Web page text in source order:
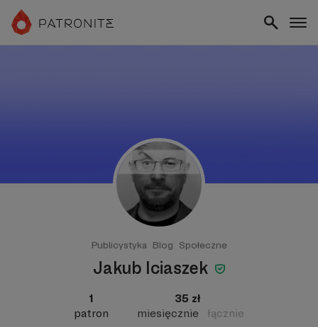
Publicystyka Blog Społeczne
Jakub Iciaszek
1
patron
35 zł
miesięcznie
łącznie